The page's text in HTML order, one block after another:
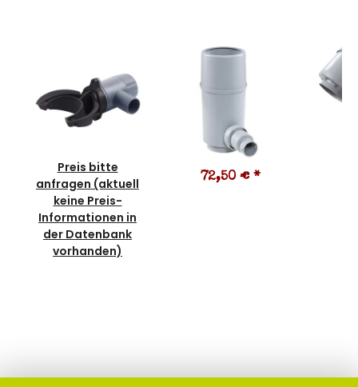
Preis bitte
anfragen (aktuell
keine Preis-
Informationen in
der Datenbank
vorhanden)
72,50 € *